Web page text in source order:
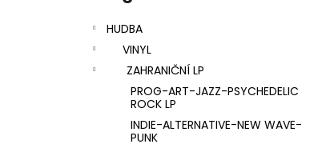
HUDBA
VINYL
ZAHRANIČNÍ LP
PROG-ART-JAZZ-PSYCHEDELIC
ROCK LP
INDIE-ALTERNATIVE-NEW WAVE-
PUNK
U2 – THE JOSHUA TREE LP
1 290 Kč